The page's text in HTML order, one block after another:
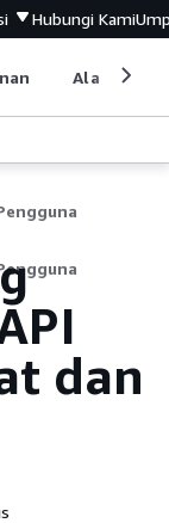
Hubungi Kami
Alat
dan